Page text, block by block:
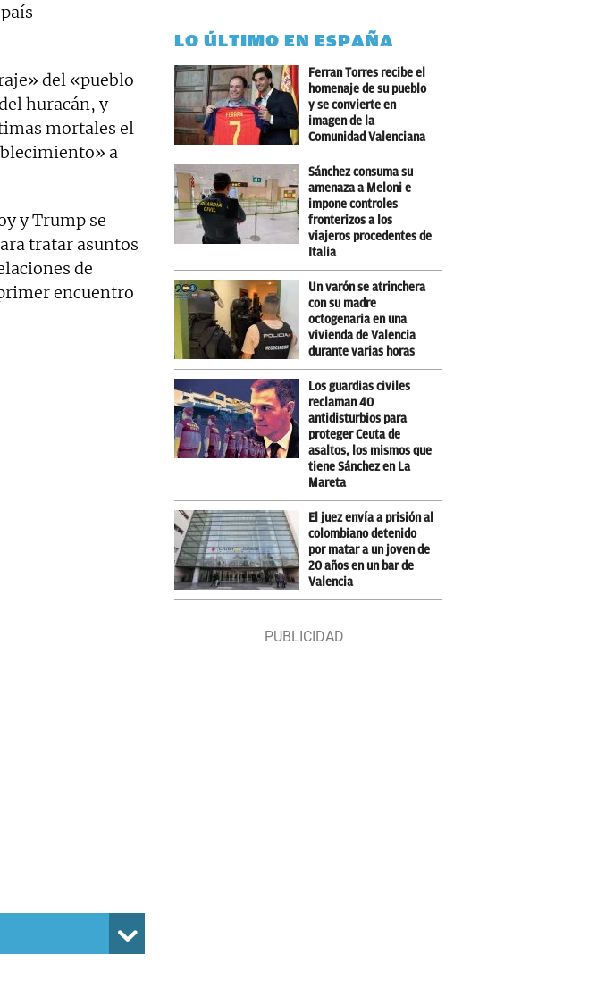
del «pueblo
huracán, y
mortales el
a
y Trump se
tratar asuntos
de
encuentro
LO ÚLTIMO EN ESPAÑA
Ferran Torres recibe el
homenaje de su pueblo
y se convierte en
imagen de la
Comunidad Valenciana
Sánchez consuma su
amenaza a Meloni e
impone controles
fronterizos a los
viajeros procedentes de
Italia
Un varón se atrinchera
con su madre
octogenaria en una
vivienda de Valencia
durante varias horas
Los guardias civiles
reclaman 40
antidisturbios para
proteger Ceuta de
asaltos, los mismos que
tiene Sánchez en La
Mareta
El juez envía a prisión al
colombiano detenido
por matar a un joven de
20 años en un bar de
Valencia